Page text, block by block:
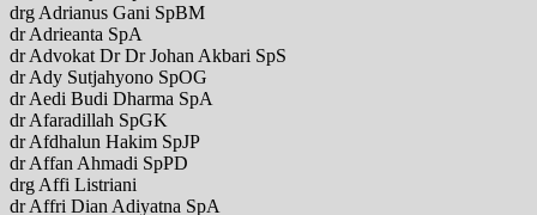
drg Adrianus Gani SpBM
dr Adrieanta SpA
dr Advokat Dr Dr Johan Akbari SpS
dr Ady Sutjahyono SpOG
dr Aedi Budi Dharma SpA
dr Afaradillah SpGK
dr Afdhalun Hakim SpJP
dr Affan Ahmadi SpPD
drg Affi Listriani
dr Affri Dian Adiyatna SpA